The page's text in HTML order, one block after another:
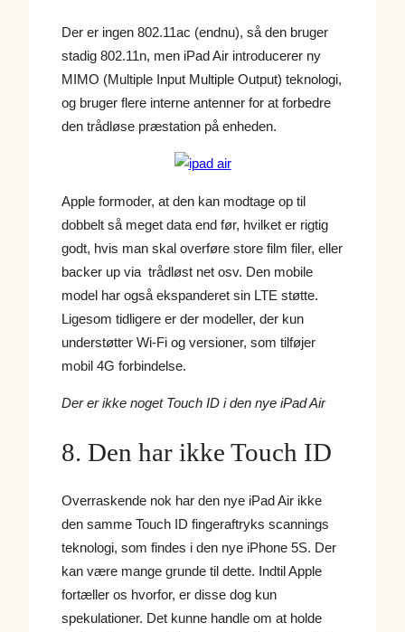
Der er ingen 802.11ac (endnu), så den bruger
stadig 802.11n, men iPad Air introducerer ny
MIMO (Multiple Input Multiple Output) teknologi,
og bruger flere interne antenner for at forbedre
den trådløse præstation på enheden.
Apple formoder, at den kan modtage op til
dobbelt så meget data end før, hvilket er rigtig
godt, hvis man skal overføre store film filer, eller
backer up via trådløst net osv. Den mobile
model har også ekspanderet sin LTE støtte.
Ligesom tidligere er der modeller, der kun
understøtter Wi-Fi og versioner, som tilføjer
mobil 4G forbindelse.
Der er ikke noget Touch ID i den nye iPad Air
8. Den har ikke Touch ID
Overraskende nok har den nye iPad Air ikke
den samme Touch ID fingeraftryks scannings
teknologi, som findes i den nye iPhone 5S. Der
kan være mange grunde til dette. Indtil Apple
fortæller os hvorfor, er disse dog kun
spekulationer. Det kunne handle om at holde